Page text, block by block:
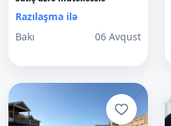
Razılaşma ilə
Bakı
06 Avqust